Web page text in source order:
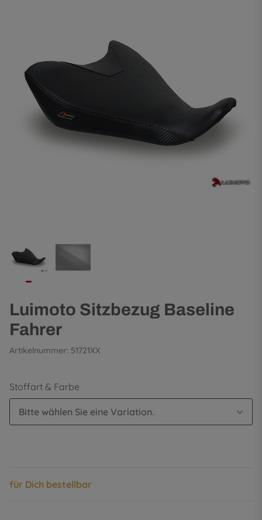
Luimoto Sitzbezug Baseline
Fahrer
Artikelnummer: 51721XX
Stoffart & Farbe
Bitte wählen Sie eine Variation.
für Dich bestellbar